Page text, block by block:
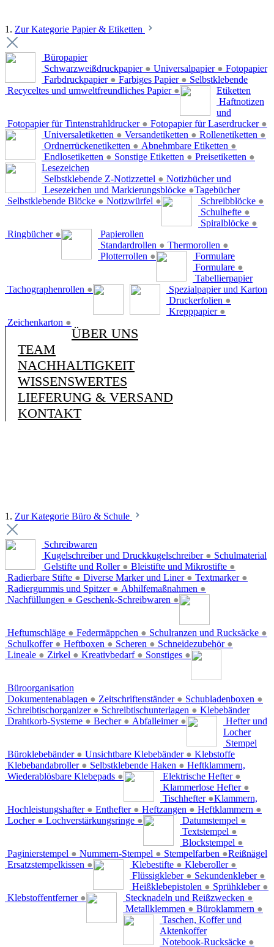
1. Zur Kategorie Papier & Etiketten
Büropapier
Schwarzweißdruckpapier ● Universalpapier ●
Farbdruckpapier ● Farbiges Papier ●
Recyceltes und umweltfreundliches Papier ●
Fotopapier
Fotopapier für Tintenstrahldrucker ● Fotopapier für Laserdrucker ●
Selbstklebende
Etiketten
Universaletiketten ● Versandetiketten ● Rollenetiketten ●
Ordnerrückenetiketten ● Abnehmbare Etiketten ●
Endlosetiketten ● Sonstige Etiketten ● Preisetiketten ●
Haftnotizen
und
Lesezeichen
Selbstklebende Z-Notizzettel ●
Lesezeichen und Markierungsblöcke ●
Selbstklebende Blöcke ● Notizwürfel ●
Notizbücher und
Tagebücher
Schreibblöcke ●
Schulhefte ●
Spiralblöcke ●
Ringbücher ●
Papierollen
Standardrollen ● Thermorollen ●
Plotterrollen ●
Formulare
Formulare ●
Tachographenrollen ●
Tabellierpapier
Spezialpapier und Karton
Druckerfolien ●
Krepppapier ●
Zeichenkarton ●
ÜBER UNS
TEAM
NACHHALTIGKEIT
WISSENSWERTES
LIEFERUNG & VERSAND
KONTAKT
1. Zur Kategorie Büro & Schule
Schreibwaren
Kugelschreiber und Druckkugelschreiber ●
Gelstifte und Roller ● Bleistifte und Mikrostifte ●
Radierbare Stifte ● Diverse Marker und Liner ● Textmarker ●
Radiergummis und Spitzer ● Abhilfemaßnahmen ●
Nachfüllungen ● Geschenk-Schreibwaren ●
Schulmaterial
Heftumschläge ● Federmäppchen ● Schulranzen und Rucksäcke ●
Schulkoffer ● Heftboxen ● Scheren ● Schneidezubehör ●
Lineale ● Zirkel ● Kreativbedarf ● Sonstiges ●
Büroorganisation
Dokumentenablagen ● Zeitschriftenständer ● Schubladenboxen ●
Schreibtischorganizer ● Schreibtischunterlagen ●
Drahtkorb-Systeme ● Becher ● Abfalleimer ●
Klebebänder
Büroklebebänder ● Unsichtbare Klebebänder ●
Klebebandabroller ● Selbstklebende Haken ●
Wiederablösbare Klebepads ●
Hefter und
Locher
Elektrische Hefter ●
Klammerlose Hefter ●
Tischhefter ●
Hochleistungshafter ● Enthefter ● Heftzangen ● Heftklammern ●
Locher ● Lochverstärkungsringe ●
Stempel
Datumstempel ●
Textstempel ●
Blockstempel ●
Paginierstempel ● Nummern-Stempel ● Stempelfarben ●
Ersatzstempelkissen ●
Klebstoffe
Klebestifte ● Kleberoller ●
Flüssigkleber ● Sekundenkleber ●
Heißklebepistolen ● Sprühkleber ●
Klebstoffentferner ●
Heftklammern,
Klammern,
Reißnägel
Stecknadeln und Reißzwecken ●
Metallklemmen ● Büroklammern ●
Taschen, Koffer und
Aktenkoffer
Notebook-Rucksäcke ●